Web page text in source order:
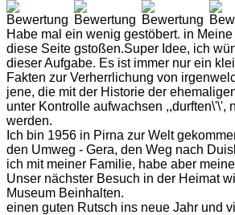
Habe mal ein wenig gestöbert. in
diese Seite gstoßen.Super Idee, ich
dieser Aufgabe. Es ist immer nur ein
Fakten zur Verherrlichung von
jene, die mit der Historie der
unter Kontrolle aufwachsen ,,durften\'\',
werden.
Ich bin 1956 in Pirna zur Welt
den Umweg - Gera, den Weg nach
ich mit meiner Familie, habe aber
Unser nächster Besuch in der Heimat
Museum Beinhalten.
einen guten Rutsch ins neue Jahr und